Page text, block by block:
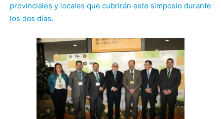
provinciales y locales que cubrirán este simposio durante
los dos días.